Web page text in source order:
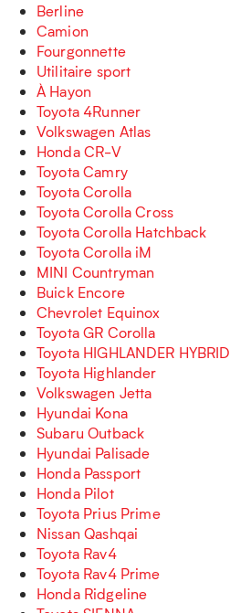
Berline
Camion
Fourgonnette
Utilitaire sport
À Hayon
Toyota 4Runner
Volkswagen Atlas
Honda CR-V
Toyota Camry
Toyota Corolla
Toyota Corolla Cross
Toyota Corolla Hatchback
Toyota Corolla iM
MINI Countryman
Buick Encore
Chevrolet Equinox
Toyota GR Corolla
Toyota HIGHLANDER HYBRID
Toyota Highlander
Volkswagen Jetta
Hyundai Kona
Subaru Outback
Hyundai Palisade
Honda Passport
Honda Pilot
Toyota Prius Prime
Nissan Qashqai
Toyota Rav4
Toyota Rav4 Prime
Honda Ridgeline